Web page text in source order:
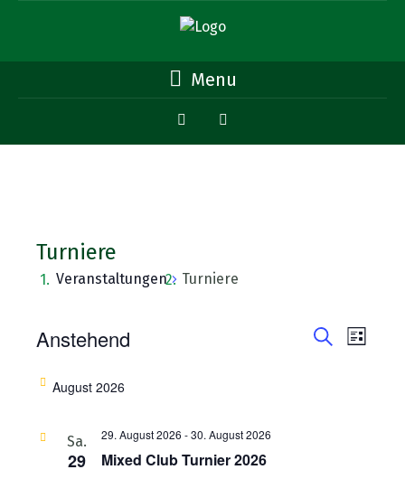
Menu
Turniere
Veranstaltungen Turniere
Veranstaltungen Liste
Anstehend
wählen.
August 2026
Sa.
29 Mixed Club Turnier 2026
29. August 2026 -30. August 2026